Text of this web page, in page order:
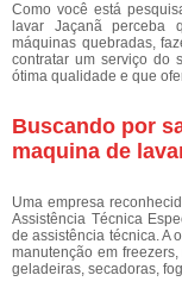
Como você está
lavar Jaçanã perceba
máquinas quebradas,
contratar um serviço do
ótima qualidade e que
Buscando por
maquina de
Uma empresa
Assistência Técnica
de assistência técnica. A
manutenção em
geladeiras, secadoras,